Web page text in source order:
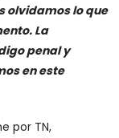
olvidamos lo que
La
penal y
en este
por TN,